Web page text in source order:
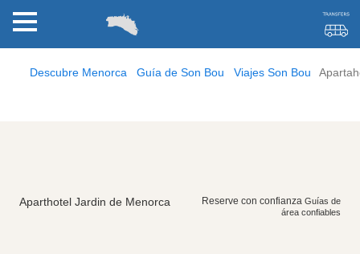
Descubre Menorca Guía de Son Bou Viajes Son Bou
Aparthotel Jardin de Menorca Reserve con confianza Guías de
área confiables
10 photos